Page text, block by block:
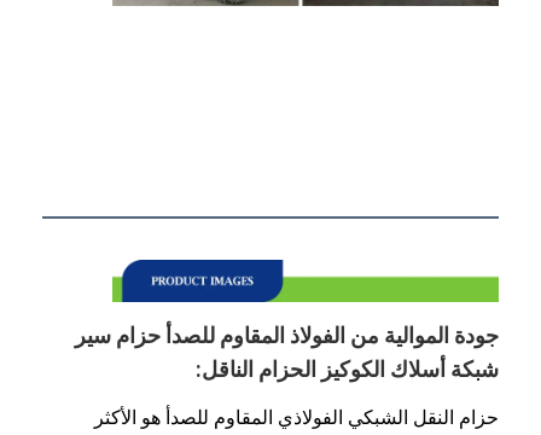
جودة الموالية من الفولاذ المقاوم للصدأ حزام سير
شبكة أسلاك الكوكيز الحزام الناقل:
حزام النقل الشبكي الفولاذي المقاوم للصدأ هو الأكثر